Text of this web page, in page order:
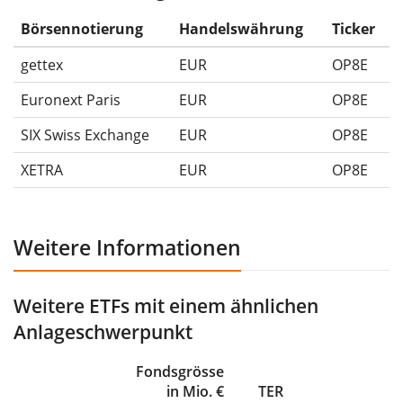
Ausschüttungen (falls vorhanden).
Börsennotierung Handelswährung
Ticker
gettex
EUR
OP8E
Euronext Paris
EUR
OP8E
SIX Swiss Exchange
EUR
OP8E
XETRA
EUR OP8E
Weitere Informationen
Weitere ETFs mit einem ähnlichen
Anlageschwerpunkt
Fondsgrösse
in Mio. €
TER